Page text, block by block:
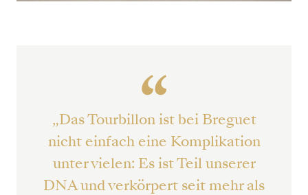
“
„Das Tourbillon ist bei Breguet
nicht einfach eine Komplikation
unter vielen: Es ist Teil unserer
DNA und verkörpert seit mehr als